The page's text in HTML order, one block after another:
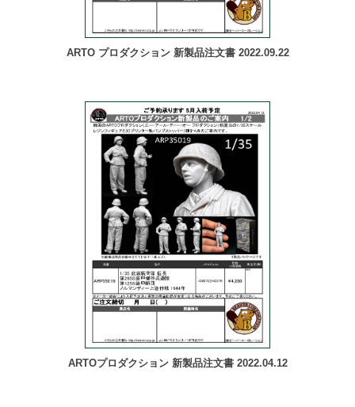
ARTO プロダクション 新製品注文書 2022.09.22
ARTOプロダクション 新製品注文書 2022.04.12